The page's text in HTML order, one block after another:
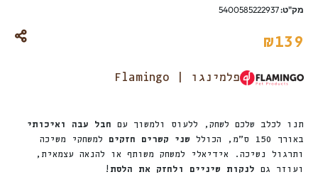
מק"ט:5400585222937
₪139
פלמינגו | Flamingo
תנו לכלב שלכם לשחק, ללעוס ולמשוך עם חבל עבה ואיכותי
באורך 150 ס”מ, הכולל
שני קשרים חזקים למשחקי משיכה
ותרגול נשיכה. אידיאלי למשחק משותף או להנאה עצמאית,
ועוזר גם לנקות שיניים ולחזק את הלסת !